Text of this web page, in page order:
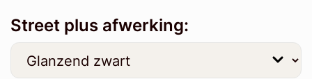
Street plus afwerking: